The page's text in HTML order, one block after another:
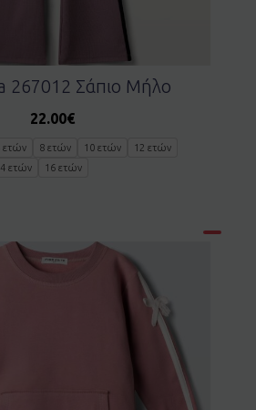
267012 Σάπιο Μήλο
22.00€
ετών 8 ετών 10 ετών
12 ετών
ετών
16 ετών